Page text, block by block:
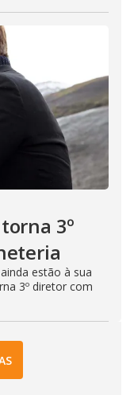
3º
estão à sua
3º diretor com